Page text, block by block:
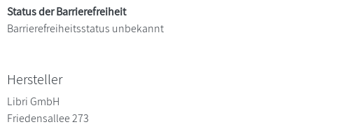
Status der Barrierefreiheit
Barrierefreiheitsstatus unbekannt
Hersteller
Libri GmbH
Friedensallee 273